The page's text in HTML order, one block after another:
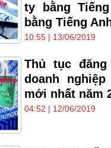
ty bằng
bằng Tiếng
10:55 | 13/06/2019
Thủ tục
doanh
mới nhất năm
04:52 | 12/06/2019